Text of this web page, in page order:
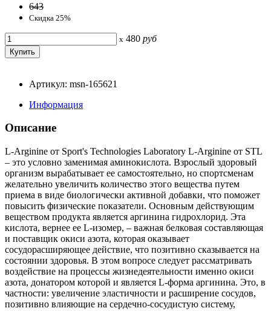
643
Скидка 25%
x 480 руб
Артикул: msn-165621
Информация
Описание
L-Arginine от Sport's Technologies Laboratory L-Arginine от STL
– это условно заменимая аминокислота. Взрослый здоровый
организм вырабатывает ее самостоятельно, но спортсменам
желательно увеличить количество этого вещества путем
приема в виде биологически активной добавки, что поможет
повысить физические показатели. Основным действующим
веществом продукта является аргинина гидрохлорид. Эта
кислота, вернее ее L-изомер, – важная белковая составляющая
и поставщик окиси азота, которая оказывает
сосудорасширяющее действие, что позитивно сказывается на
состоянии здоровья. В этом вопросе следует рассматривать
воздействие на процессы жизнедеятельности именно окиси
азота, донатором которой и является L-форма аргинина. Это, в
частности: увеличение эластичности и расширение сосудов,
позитивно влияющие на сердечно-сосудистую систему,